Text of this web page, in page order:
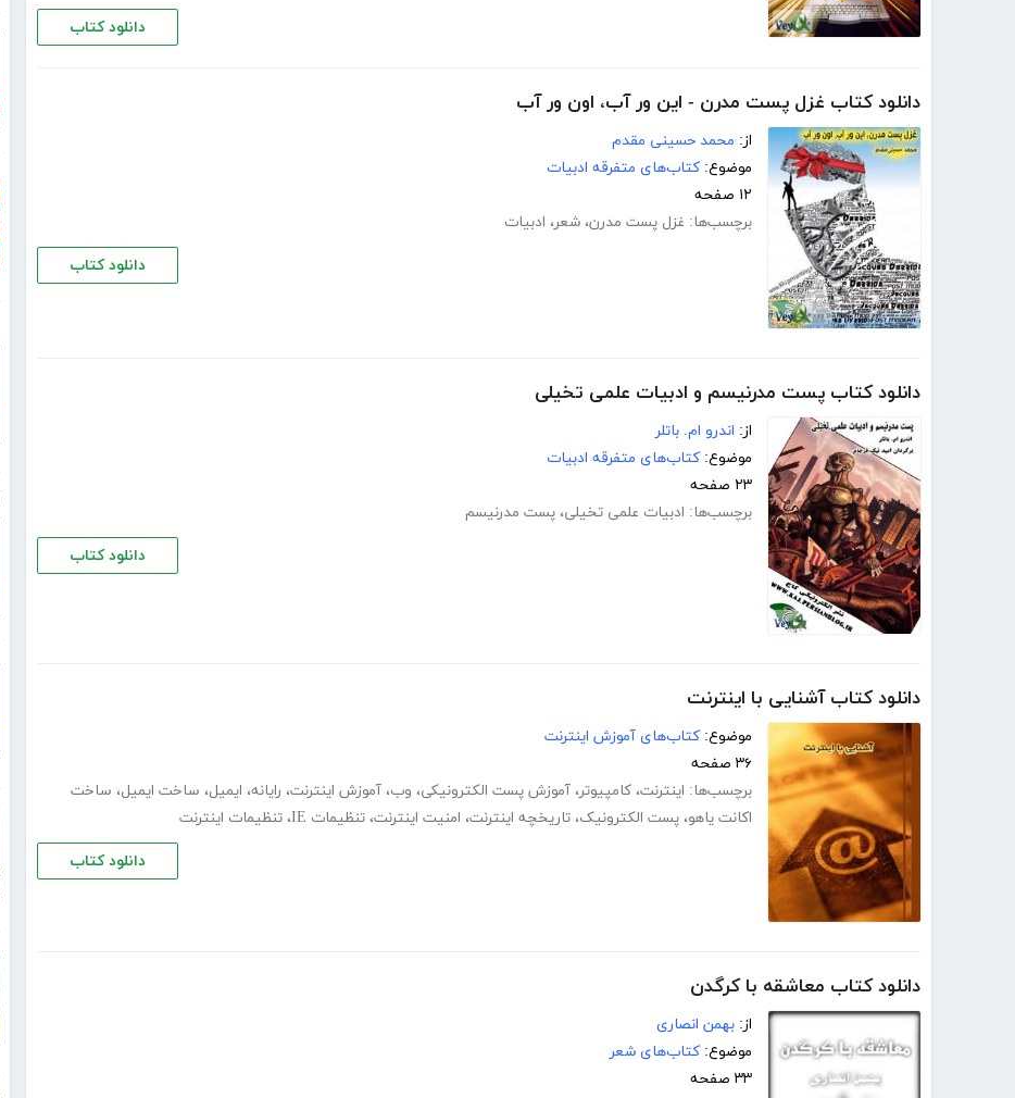
دانلود کتاب
دانلود کتاب غزل پست مدرن - این ور آب، اون ور آب
از: محمد حسینی مقدم
موضوع: کتاب‌های متفرقه ادبیات
۱۲ صفحه
برچسب‌ها: غزل پست مدرن، شعر، ادبیات
دانلود کتاب
دانلود کتاب پست مدرنیسم و ادبیات علمی تخیلی
از: اندرو ام. باتلر
موضوع: کتاب‌های متفرقه ادبیات
۲۳ صفحه
برچسب‌ها: ادبیات علمی تخیلی، پست مدرنیسم
دانلود کتاب
دانلود کتاب آشنایی با اینترنت
موضوع: کتاب‌های آموزش اینترنت
۳۶ صفحه
برچسب‌ها: اینترنت، کامپیوتر، آموزش پست الکترونیکی، وب، آموزش اینترنت، رایانه، ایمیل، ساخت ایمیل، ساخت
اکانت یاهو، پست الکترونیک، تاریخچه اینترنت، امنیت اینترنت، تنظیمات IE ، تنظیمات اینترنت
دانلود کتاب
دانلود کتاب معاشقه با کرگدن
از: بهمن انصاری
موضوع: کتاب‌های شعر
۳۳ صفحه